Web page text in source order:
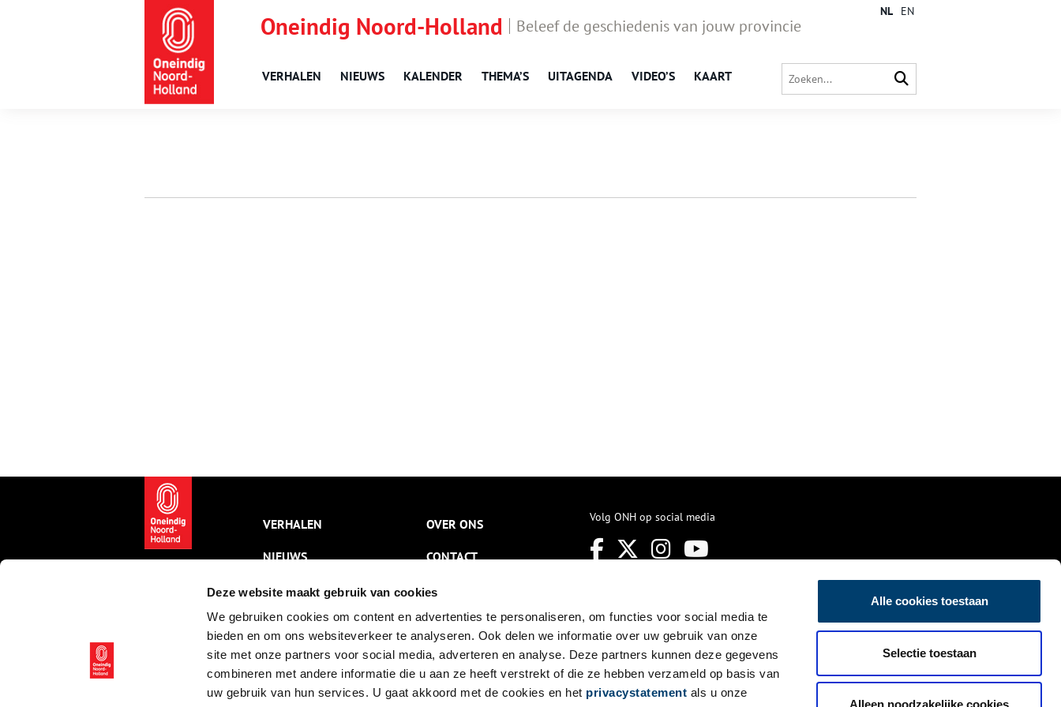
Deze website maakt gebruik van cookies
We gebruiken cookies om content en advertenties te personaliseren, om functies voor social media te
bieden en om ons websiteverkeer te analyseren. Ook delen we informatie over uw gebruik van onze
site met onze partners voor social media, adverteren en analyse. Deze partners kunnen deze gegevens
combineren met andere informatie die u aan ze heeft verstrekt of die ze hebben verzameld op basis van
uw gebruik van hun services. U gaat akkoord met de cookies en het privacystatement als u onze
Alle cookies toestaan
Selectie toestaan
Alleen noodzakelijke cookies
Oneindig Noord-Holland Beleef de geschiedenis van jouw provincie
VERHALEN NIEUWS KALENDER THEMA’S UITAGENDA VIDEO’S KAART
NL EN
VERHALEN
NIEUWS
KALENDER
THEMA’S
ACTIVITEITEN
VIDEO’S
OVER ONS
CONTACT
NIEUWSBRIEF
DISCLAIMER
PRIVACY
TOEGANKELIJKHEID
Volg ONH op social media